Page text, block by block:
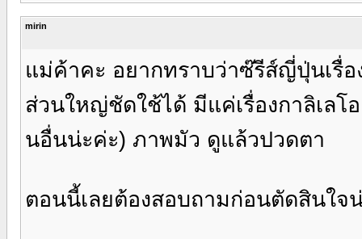
mirin
แม่ค้าคะ อยากทราบว่าซ๊รีส์ญี่ปุ่นเรื่
ส่วนใหญ่ชัดใช้ได้ มีแค่เรื่องกาลิเลโ
นอื่นน่ะค่ะ) ภาพมัว ดูแล้วปวดตา
ตอนนี้เลยต้องสอบถามก่อนตัดสินใจ